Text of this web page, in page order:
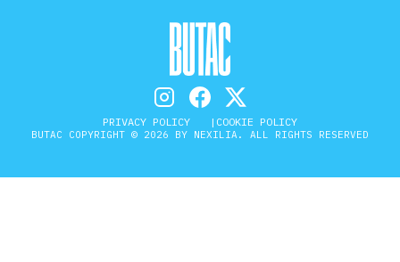
PRIVACY POLICY COOKIE POLICY
BUTAC COPYRIGHT © 2026 BY NEXILIA. ALL RIGHTS RESERVED